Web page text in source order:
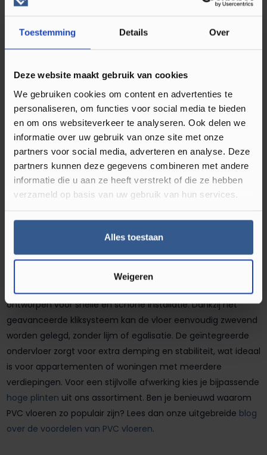
Toestemming Details Over
Deze website maakt gebruik van cookies
We gebruiken cookies om content en advertenties te
personaliseren, om functies voor social media te bieden
en om ons websiteverkeer te analyseren. Ook delen we
informatie over uw gebruik van onze site met onze
partners voor social media, adverteren en analyse. Deze
partners kunnen deze gegevens combineren met andere
informatie die u aan ze heeft verstrekt of die ze hebben
verzameld op basis van uw gebruik van hun services.
Alles toestaan
Weigeren
als vloerkoeling, waardoor je het hele jaar door geniet van
een aangename temperatuur. De Douwes Dekker Klik
oppervlaktestructuur, waarbij de voelbare houtnerf exact
aansluit op het dessin van de vloer. Dit geeft de vloer een
authentieke uitstraling die nauwelijks van echt hout te
onderscheiden is. De micro 4V voeg accentueert de
natuurlijke plankvorm subtiel, wat zorgt voor een
hoogwaardig visueel effect. Daarnaast is deze vloer
duurzaam geproduceerd: circa dertig procent bestaat uit
gerecycled materiaal en het product is volledig recyclebaar
Eenvoudig te leggen en direct
gebruiksklaar
De Douwes Dekker Nieuwe Oogst Klik Visgraat Kiwi is
ontworpen voor snelle en schone installatie. Dankzij het
geavanceerde kliksysteem kan de vloer eenvoudig zwevend
worden gelegd, zonder lijm of egalisatie. De geïntegreerde
ondervloer zorgt voor extra demping en stabiliteit, wat ideaal
is voor appartementen of woningen met meerdere
verdiepingen. Voor een stijlvolle afwerking kies je bijpassende
hoge plinten uit ons assortiment. Ben je benieuwd waarom
PVC vloeren zo populair zijn? Lees dan onze uitgebreide blog
over de voordelen van PVC vloeren.